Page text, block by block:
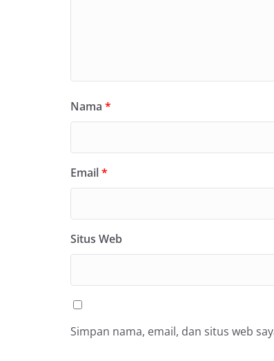
Nama *
Email*
Situs Web
Simpan nama, email, dan situs web